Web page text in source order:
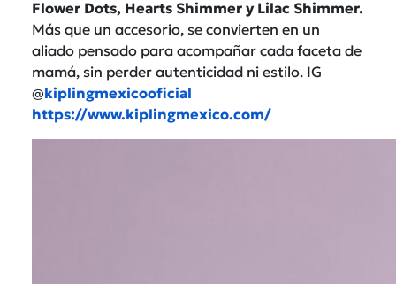
Flower Dots, Hearts Shimmer y Lilac Shimmer.
Más que un accesorio, se convierten en un
aliado pensado para acompañar cada faceta de
mamá, sin perder autenticidad ni estilo. IG
@kiplingmexicooficial
https://www.kiplingmexico.com/